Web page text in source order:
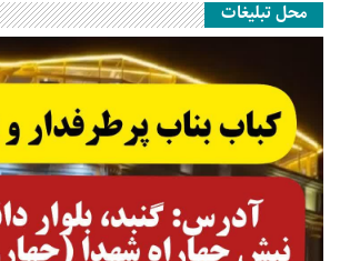
محل تبلیغات